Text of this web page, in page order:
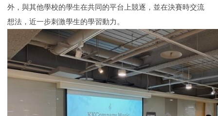
外，與其他學校的學生在共同的平台上競逐，並在決賽時交流
想法，近一步刺激學生的學習動力。